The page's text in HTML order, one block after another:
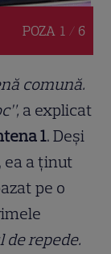
POZA 1 / 6
comună.
a explicat
1. Deși
ea a ținut
pe o
repede.